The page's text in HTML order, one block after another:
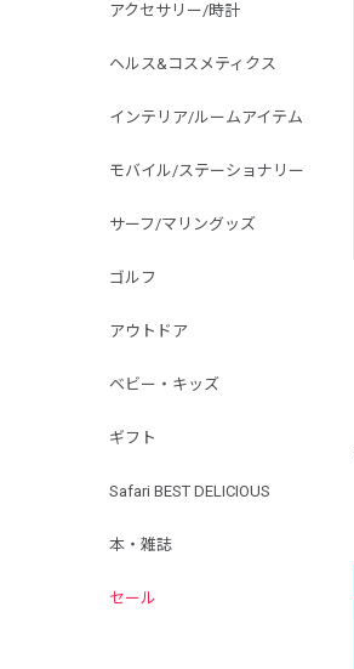
アクセサリー/時計
ヘルス&コスメティクス
インテリア/ルームアイテム
モバイル/ステーショナリー
サーフ/マリングッズ
ゴルフ
アウトドア
ベビー・キッズ
ギフト
Safari BEST DELICIOUS
本・雑誌
セール
THE DUFFER OF ST.GEORGE
プリントTシャツ